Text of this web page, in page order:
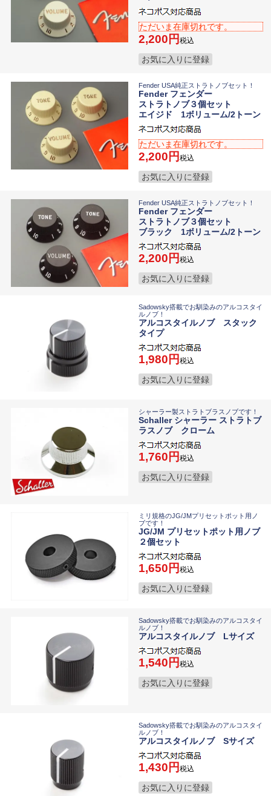
ただいま在庫切れです。
2,200 税込
お気に入りに登録
Fender USA純正ストラトノブセット！
Fender フェンダー
ストラトノブ３個セット
エイジド 1ボリューム/2トーン
ただいま在庫切れです。
2,200 税込
お気に入りに登録
Fender USA純正ストラトノブセット！
Fender フェンダー
ストラトノブ３個セット
ブラック 1ボリューム/2トーン
2,200 税込
お気に入りに登録
Sadowsky搭載でお馴染みのアルコスタイ
ルノブ！
アルコスタイルノブ スタック
タイプ
1,980 税込
お気に入りに登録
シャーラー製ストラトブラスノブです！
Schaller シャーラー ストラトブ
ラスノブ クローム
1,760 税込
お気に入りに登録
ミリ規格のJG/JMプリセットポット用ノ
ブです！
JG/JM プリセットポット用ノブ
２個セット
1,650 税込
お気に入りに登録
Sadowsky搭載でお馴染みのアルコスタイ
ルノブ！
アルコスタイルノブ Lサイズ
1,540 税込
お気に入りに登録
Sadowsky搭載でお馴染みのアルコスタイ
ルノブ！
アルコスタイルノブ Sサイズ
1,430 税込
お気に入りに登録